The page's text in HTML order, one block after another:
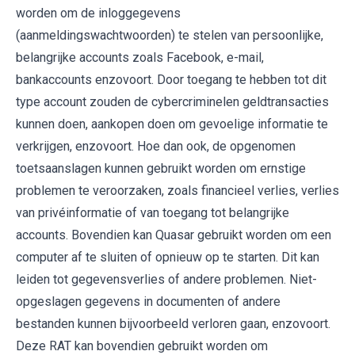
worden om de inloggegevens
(aanmeldingswachtwoorden) te stelen van persoonlijke,
belangrijke accounts zoals Facebook, e-mail,
bankaccounts enzovoort. Door toegang te hebben tot dit
type account zouden de cybercriminelen geldtransacties
kunnen doen, aankopen doen om gevoelige informatie te
verkrijgen, enzovoort. Hoe dan ook, de opgenomen
toetsaanslagen kunnen gebruikt worden om ernstige
problemen te veroorzaken, zoals financieel verlies, verlies
van privéinformatie of van toegang tot belangrijke
accounts. Bovendien kan Quasar gebruikt worden om een ​​
computer af te sluiten of opnieuw op te starten. Dit kan
leiden tot gegevensverlies of andere problemen. Niet-
opgeslagen gegevens in documenten of andere
bestanden kunnen bijvoorbeeld verloren gaan, enzovoort.
Deze RAT kan bovendien gebruikt worden om